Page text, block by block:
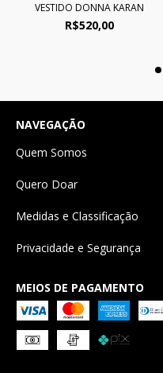
VESTIDO DONNA KARAN
R$520,00
NAVEGAÇÃO
Quem Somos
Quero Doar
Medidas e Classificação
Privacidade e Segurança
MEIOS DE PAGAMENTO